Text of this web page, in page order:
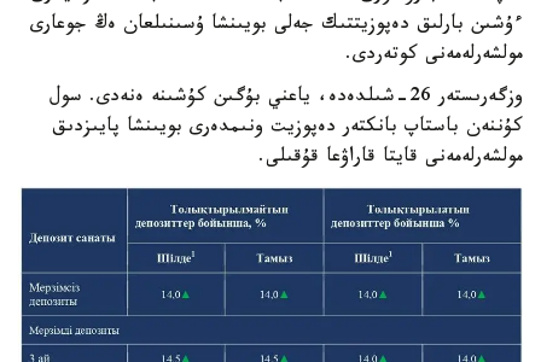
ءۇشىن بارلىق دەپوزيتتىك جەلى بويىنشا ۇسىنىلعان ەڭ جوعارى
مولشەرلەمەنى كوتەردى.
وزگەرىستەر 26-شىلدەدە، ياعني بۇگىن كۇشىنە ەنەدى. سول
كۇننەن باستاپ بانكتەر دەپوزيت ونىمدەرى بويىنشا پايىزدىق
مولشەرلەمەنى قايتا قاراۋعا قۇقىلى.